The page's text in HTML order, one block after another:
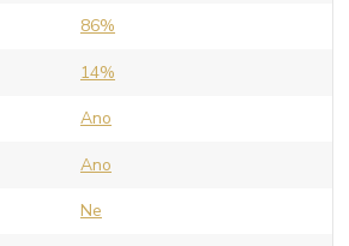
86%
14%
Ano
Ano
Ne